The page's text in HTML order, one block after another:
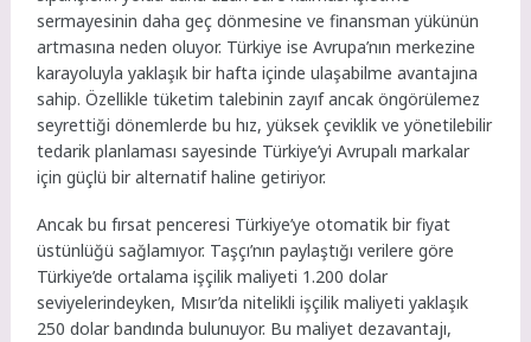
sermayesinin daha geç dönmesine ve finansman yükünün
artmasına neden oluyor. Türkiye ise Avrupa’nın merkezine
karayoluyla yaklaşık bir hafta içinde ulaşabilme avantajına
sahip. Özellikle tüketim talebinin zayıf ancak öngörülemez
seyrettiği dönemlerde bu hız, yüksek çeviklik ve yönetilebilir
tedarik planlaması sayesinde Türkiye’yi Avrupalı markalar
için güçlü bir alternatif haline getiriyor.
Ancak bu fırsat penceresi Türkiye’ye otomatik bir fiyat
üstünlüğü sağlamıyor. Taşçı’nın paylaştığı verilere göre
Türkiye’de ortalama işçilik maliyeti 1.200 dolar
seviyelerindeyken, Mısır’da nitelikli işçilik maliyeti yaklaşık
250 dolar bandında bulunuyor. Bu maliyet dezavantajı,